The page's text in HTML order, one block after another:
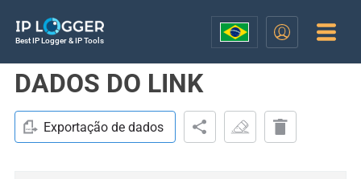
Best IP Logger & IP Tools
DADOS DO LINK
Exportação de dados